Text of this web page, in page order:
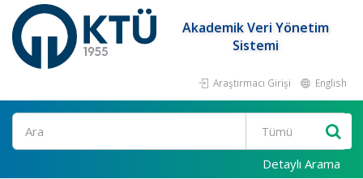
Akademik Veri Yönetim
Sistemi
Araştırmacı Girişi English
Ara
Detaylı Arama